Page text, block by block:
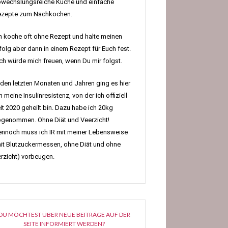
Küche und einfache
zum Nachkochen.
koche oft ohne Rezept und halte meinen
aber dann in einem Rezept für Euch fest.
würde mich freuen, wenn Du mir folgst.
letzten Monaten und Jahren ging es hier
meine Insulinresistenz, von der ich offiziell
2020 geheilt bin. Dazu habe ich 20kg
Ohne Diät und Veerzicht!
muss ich IR mit meiner Lebensweise
Blutzuckermessen, ohne Diät und ohne
vorbeugen.
MÖCHTEST ÜBER NEUE BEITRÄGE AUF DER
SEITE INFORMIERT WERDEN?